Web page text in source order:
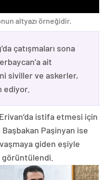
altyazı örneğidir.
çatışmaları sona
ait
siviller ve askerler,
ediyor.
istifa etmesi için
Paşinyan ise
giden eşiyle